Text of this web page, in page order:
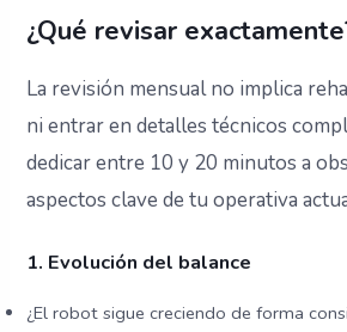
¿Qué revisar
La revisión mensual no implica
ni entrar en detalles técnicos
dedicar entre 10 y 20 minutos a
aspectos clave de tu operativa
1. Evolución del balance
¿El robot sigue creciendo de forma